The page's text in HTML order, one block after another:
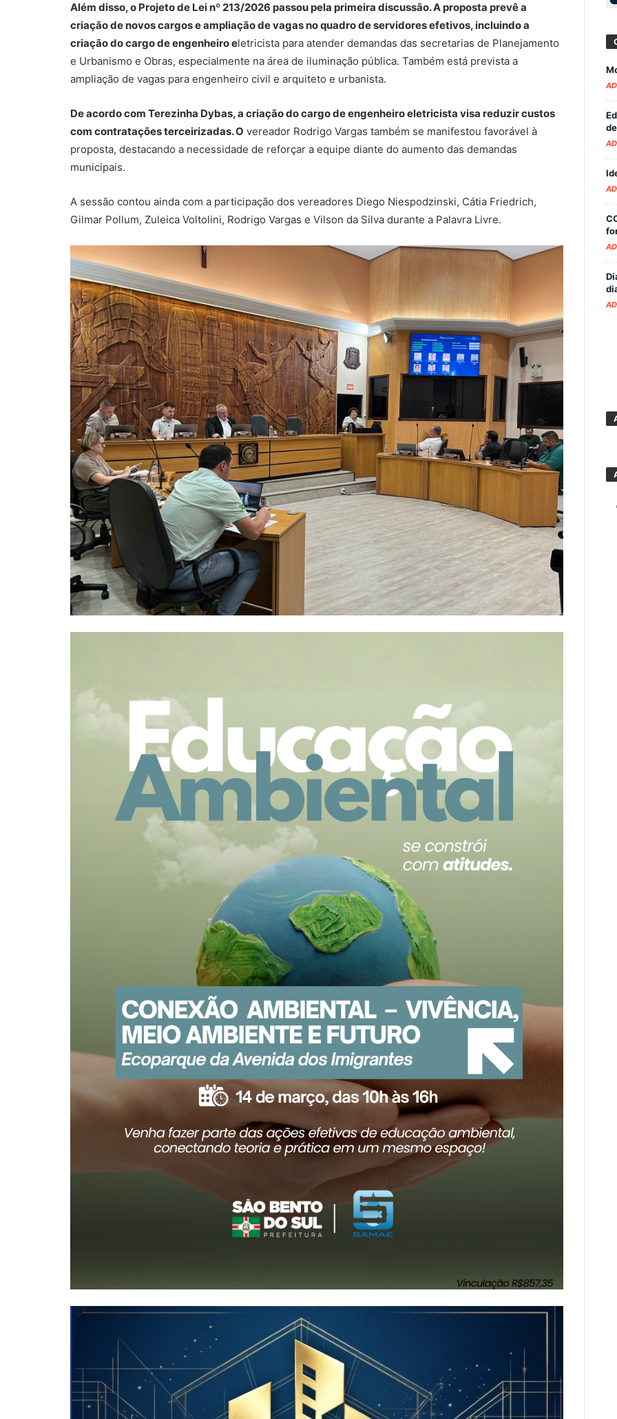
Além disso, o Projeto de Lei nº 213/2026 passou pela primeira discussão. A proposta prevê a
criação de novos cargos e ampliação de vagas no quadro de servidores efetivos, incluindo a
criação do cargo de engenheiro eletricista para atender demandas das secretarias de Planejamento
e Urbanismo e Obras, especialmente na área de iluminação pública. Também está prevista a
ampliação de vagas para engenheiro civil e arquiteto e urbanista.
De acordo com Terezinha Dybas, a criação do cargo de engenheiro eletricista visa reduzir custos
com contratações terceirizadas. O vereador Rodrigo Vargas também se manifestou favorável à
proposta, destacando a necessidade de reforçar a equipe diante do aumento das demandas
municipais.
A sessão contou ainda com a participação dos vereadores Diego Niespodzinski, Cátia Friedrich,
Gilmar Pollum, Zuleica Voltolini, Rodrigo Vargas e Vilson da Silva durante a Palavra Livre.